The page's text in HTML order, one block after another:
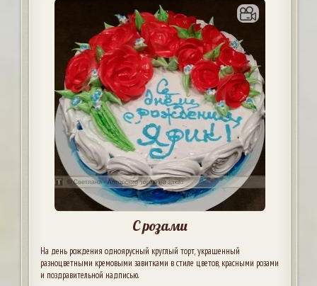
С розами
На день рождения одноярусный круглый торт, украшенный
разноцветными кремовыми завитками в стиле цветов, красными розами
и поздравительной надписью.